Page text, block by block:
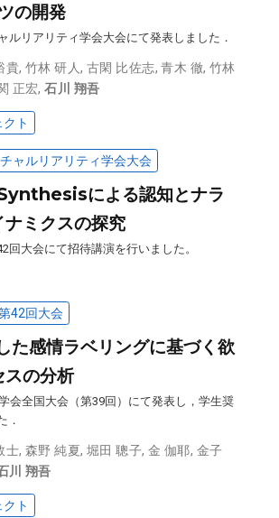
の開発
ルリアリティ学会大会にて発表しました．
貴,竹林 研人,古閑 比佐志,青木 徹, 竹林
正宏,石川 翔吾
ト
ャルリアリティ学会大会
による認知とナラ
ミクスの探究
回大会にて招待講演を行いました。
42回大会
た感情ラベリングに基づく欲
スの分析
会全国大会（第39回）にて発表し，学生奨
．
士,森野 純夏,堀田 聰子, 金 伽耶, 金子
川 翔吾
ト